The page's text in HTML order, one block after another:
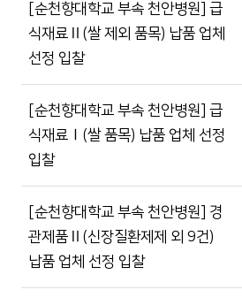
[순천향대학교 부속 천안병원] 급
식재료Ⅱ(쌀 제외 품목) 납품 업체
선정 입찰
[순천향대학교 부속 천안병원] 급
식재료Ⅰ(쌀 품목) 납품 업체 선정
입찰
[순천향대학교 부속 천안병원] 경
관제품Ⅱ(신장질환제제 외 9건)
납품 업체 선정 입찰